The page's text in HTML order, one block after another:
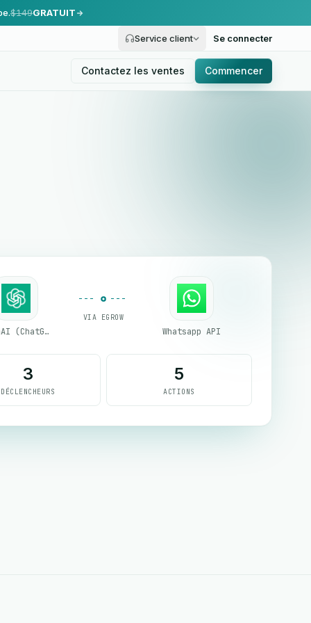
$149GRATUIT
Service client Se connecter
Contactez les ventes Commencer
OpenAI (ChatGPT)
VIA EGROW
Whatsapp API
3
DÉCLENCHEURS
5
ACTIONS